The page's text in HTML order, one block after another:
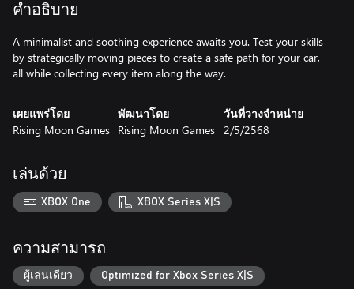
คำอธิบาย
A minimalist and soothing experience awaits you. Test your skills
by strategically moving pieces to create a safe path for your car,
all while collecting every item along the way.
เผยแพร่โดย
Rising Moon Games
พัฒนาโดย
Rising Moon Games
วันที่วางจำหน่าย
2/5/2568
เล่นด้วย
XBOX One XBOX Series X|S
ความสามารถ
ผู้เล่นเดียว Optimized for Xbox Series X|S